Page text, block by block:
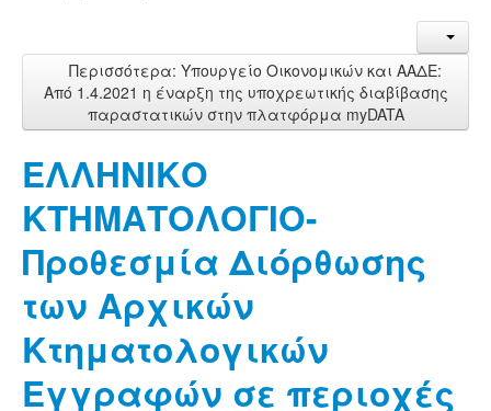
Περισσότερα: Υπουργείο Οικονομικών και ΑΑΔΕ:
Από 1.4.2021 η έναρξη της υποχρεωτικής διαβίβασης
παραστατικών στην πλατφόρμα myDATA
ΕΛΛΗΝΙΚΟ
ΚΤΗΜΑΤΟΛΟΓΙΟ-
Προθεσμία Διόρθωσης
των Αρχικών
Κτηματολογικών
Εγγραφών σε περιοχές